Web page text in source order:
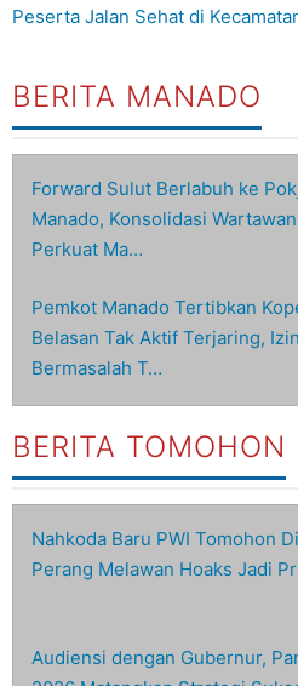
Peserta Jalan Sehat di
BERITA MANADO
Forward Sulut Berlabuh ke
Manado, Konsolidasi
Perkuat Ma…
Pemkot Manado Tertibkan
Belasan Tak Aktif Terjaring, Izin
Bermasalah T…
BERITA TOMOHON
Nahkoda Baru PWI Tomohon
Perang Melawan Hoaks Jadi
Audiensi dengan Gubernur,